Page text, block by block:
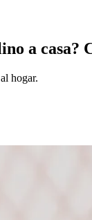
a
hogar.